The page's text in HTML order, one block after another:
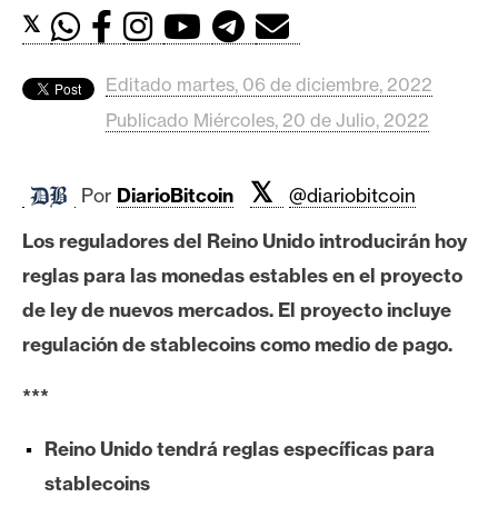
a
o
B
t
c
o
n
t
h
𝕏
Editado martes, 06 de diciembre, 2022
Publicado Miércoles, 20 de Julio, 2022
Por DiarioBitcoin 𝕏
@diariobitcoin
Los reguladores del Reino Unido introducirán hoy
reglas para las monedas estables en el proyecto
de ley de nuevos mercados. El proyecto incluye
regulación de stablecoins como medio de pago.
***
Reino Unido tendrá reglas específicas para
stablecoins